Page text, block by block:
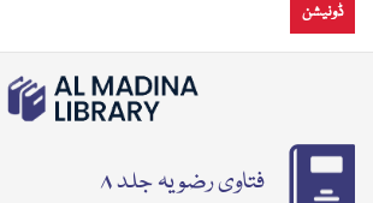
ڈونیشن
فتاوی رضویہ جلد ۸